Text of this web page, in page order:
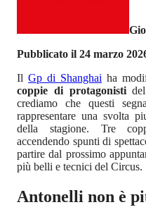
Pubblicato il 24 marzo
Il Gp di Shanghai ha
coppie di protagonisti
crediamo che questi
rappresentare una svolta
della stagione. Tre
accendendo spunti di
partire dal prossimo
più belli e tecnici del Circus.
Antonelli non è